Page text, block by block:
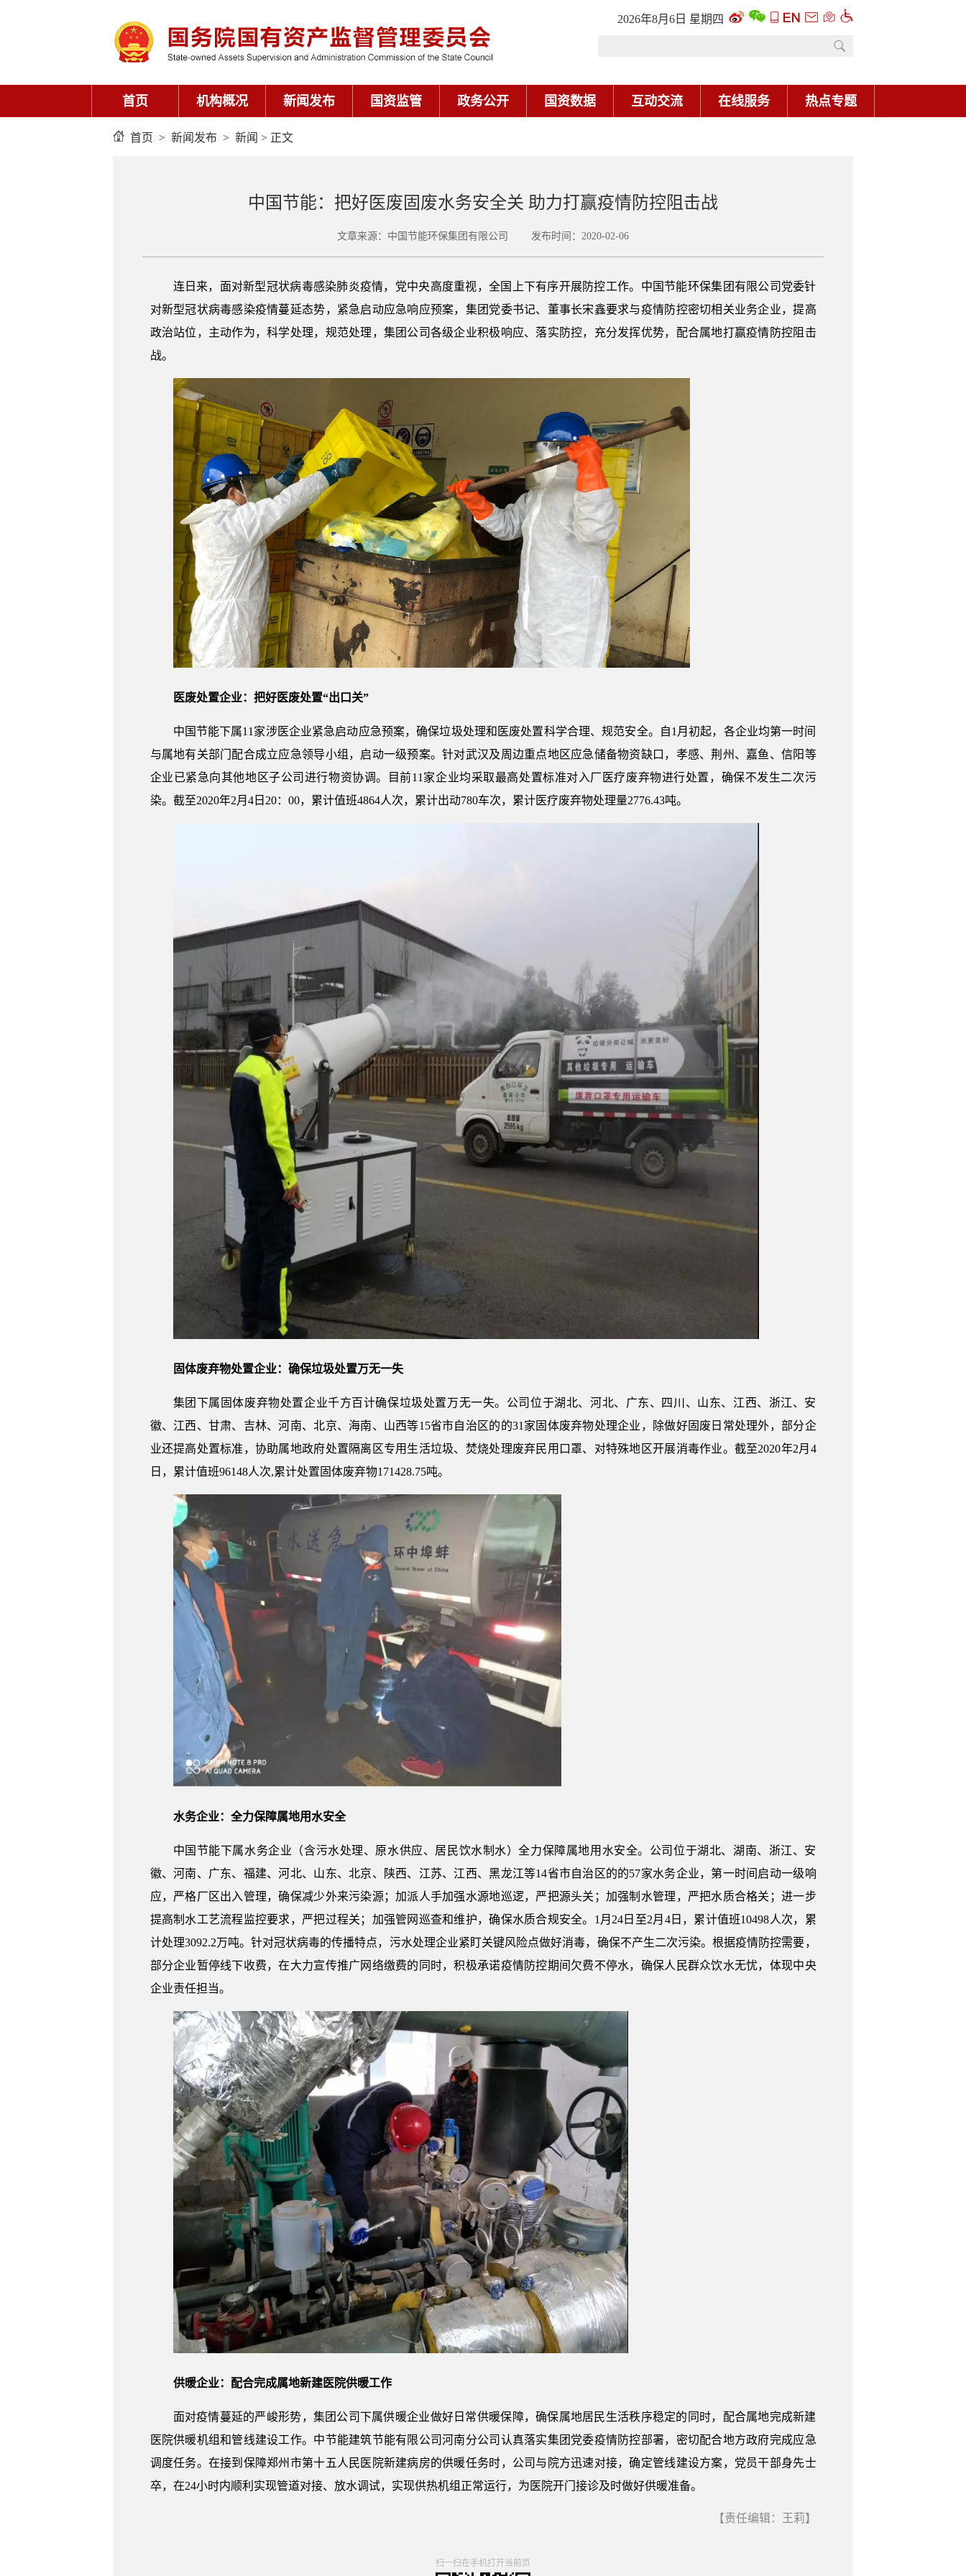
2026年8月6日 星期四
首页 机构概况 新闻发布 国资监管 政务公开 国资数据 互动交流 在线服务 热点专题
首页 > 新闻发布 > 新闻 > 正文
中国节能：把好医废固废水务安全关 助力打赢疫情防控阻击战
文章来源：中国节能环保集团有限公司 发布时间：2020-02-06
连日来，面对新型冠状病毒感染肺炎疫情，党中央高度重视，全国上下有序开展防控工作。中国节能环保集团有限公司党委针
对新型冠状病毒感染疫情蔓延态势，紧急启动应急响应预案，集团党委书记、董事长宋鑫要求与疫情防控密切相关业务企业，提高
政治站位，主动作为，科学处理，规范处理，集团公司各级企业积极响应、落实防控，充分发挥优势，配合属地打赢疫情防控阻击
战。
医废处置企业：把好医废处置“出口关”
中国节能下属11家涉医企业紧急启动应急预案，确保垃圾处理和医废处置科学合理、规范安全。自1月初起，各企业均第一时间
与属地有关部门配合成立应急领导小组，启动一级预案。针对武汉及周边重点地区应急储备物资缺口，孝感、荆州、嘉鱼、信阳等
企业已紧急向其他地区子公司进行物资协调。目前11家企业均采取最高处置标准对入厂医疗废弃物进行处置，确保不发生二次污
染。截至2020年2月4日20：00，累计值班4864人次，累计出动780车次，累计医疗废弃物处理量2776.43吨。
固体废弃物处置企业：确保垃圾处置万无一失
集团下属固体废弃物处置企业千方百计确保垃圾处置万无一失。公司位于湖北、河北、广东、四川、山东、江西、浙江、安
徽、江西、甘肃、吉林、河南、北京、海南、山西等15省市自治区的的31家固体废弃物处理企业，除做好固废日常处理外，部分企
业还提高处置标准，协助属地政府处置隔离区专用生活垃圾、焚烧处理废弃民用口罩、对特殊地区开展消毒作业。截至2020年2月4
日，累计值班96148人次,累计处置固体废弃物171428.75吨。
水务企业：全力保障属地用水安全
中国节能下属水务企业（含污水处理、原水供应、居民饮水制水）全力保障属地用水安全。公司位于湖北、湖南、浙江、安
徽、河南、广东、福建、河北、山东、北京、陕西、江苏、江西、黑龙江等14省市自治区的的57家水务企业，第一时间启动一级响
应，严格厂区出入管理，确保减少外来污染源；加派人手加强水源地巡逻，严把源头关；加强制水管理，严把水质合格关；进一步
提高制水工艺流程监控要求，严把过程关；加强管网巡查和维护，确保水质合规安全。1月24日至2月4日，累计值班10498人次，累
计处理3092.2万吨。针对冠状病毒的传播特点，污水处理企业紧盯关键风险点做好消毒，确保不产生二次污染。根据疫情防控需要，
部分企业暂停线下收费，在大力宣传推广网络缴费的同时，积极承诺疫情防控期间欠费不停水，确保人民群众饮水无忧，体现中央
企业责任担当。
供暖企业：配合完成属地新建医院供暖工作
面对疫情蔓延的严峻形势，集团公司下属供暖企业做好日常供暖保障，确保属地居民生活秩序稳定的同时，配合属地完成新建
医院供暖机组和管线建设工作。中节能建筑节能有限公司河南分公司认真落实集团党委疫情防控部署，密切配合地方政府完成应急
调度任务。在接到保障郑州市第十五人民医院新建病房的供暖任务时，公司与院方迅速对接，确定管线建设方案，党员干部身先士
卒，在24小时内顺利实现管道对接、放水调试，实现供热机组正常运行，为医院开门接诊及时做好供暖准备。
【责任编辑：王莉】
扫一扫在手机打开当前页